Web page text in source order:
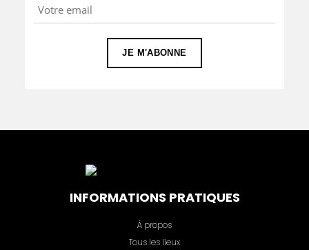
INFORMATIONS PRATIQUES
À propos
Tous les lieux